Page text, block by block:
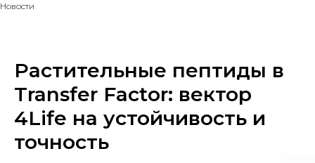
Новости
Растительные пептиды в
Transfer Factor: вектор
4Life на устойчивость и
точность